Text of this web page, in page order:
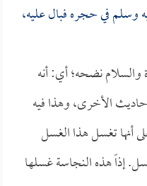
وسلم في حجره فبال عليه،
والسلام نضحه؛ أي: أنه
الأخرى، وهذا فيه
أنها تغسل هذا الغسل
إذاً هذه النجاسة غسلها